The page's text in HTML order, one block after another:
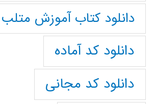
دانلود کتاب آموزش متلب
دانلود کد آماده
دانلود کد مجانی